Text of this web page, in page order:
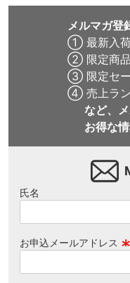
メルマガ登
① 最新入
② 限定商
③ 限定セー
④ 売上ラ
など、
お得な
氏名
お申込メールアドレス